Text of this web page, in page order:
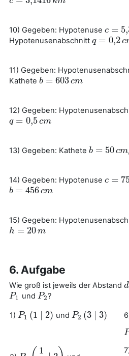
10) Gegeben: Hypotenuse c = 5,
c =5 34
Hypotenusenabschnitt q = 0,2 c
q =0 2cm
11) Gegeben:
Kathete b = 603cm
b =603cm
12) Gegeben:
q = 0,5 cm
q =0 5cm
13) Gegeben: Kathete b = 50cm
b =50cm
14) Gegeben: Hypotenuse c =
c =753
b = 456cm
b =456cm
15) Gegeben:
h = 20m
h=20m
6. Aufgabe
Wie groß ist jeweils der Abstand d
d
P1
P1 und P2
P2?
1) P1 (1 ∣ 2)
P1 1 ∣2 und P2 (3 ∣ 3)
P2( 3∣
P
1